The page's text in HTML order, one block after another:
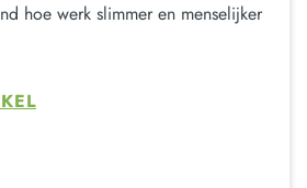
hoe werk slimmer en menselijker